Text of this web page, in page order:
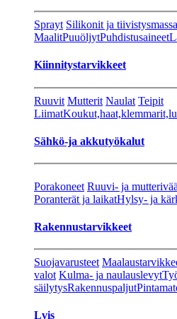
Sprayt Silikonit ja
MaalitPuuöljytPuhdistusaineet
Kiinnitystarvikkeet
Ruuvit Mutterit Naulat Teipit
Liimat
Sähkö-ja akkutyökalut
Porakoneet Ruuvi- ja
Poranterät ja laikatHylsy- ja
Rakennustarvikkeet
Suojavarusteet
valot Kulma- ja naulauslevyt
säilytysRakennuspaljut
Lvis